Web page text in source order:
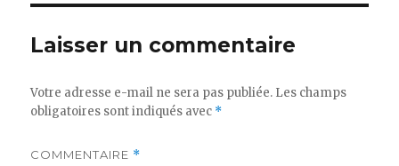
Laisser un commentaire
Votre adresse e-mail ne sera pas publiée. Les champs
obligatoires sont indiqués avec *
COMMENTAIRE *